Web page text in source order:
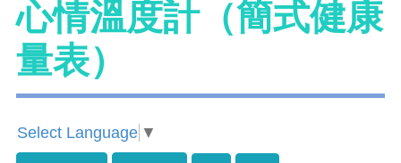
心情溫度計（簡式健康
量表）
Select Language ▼